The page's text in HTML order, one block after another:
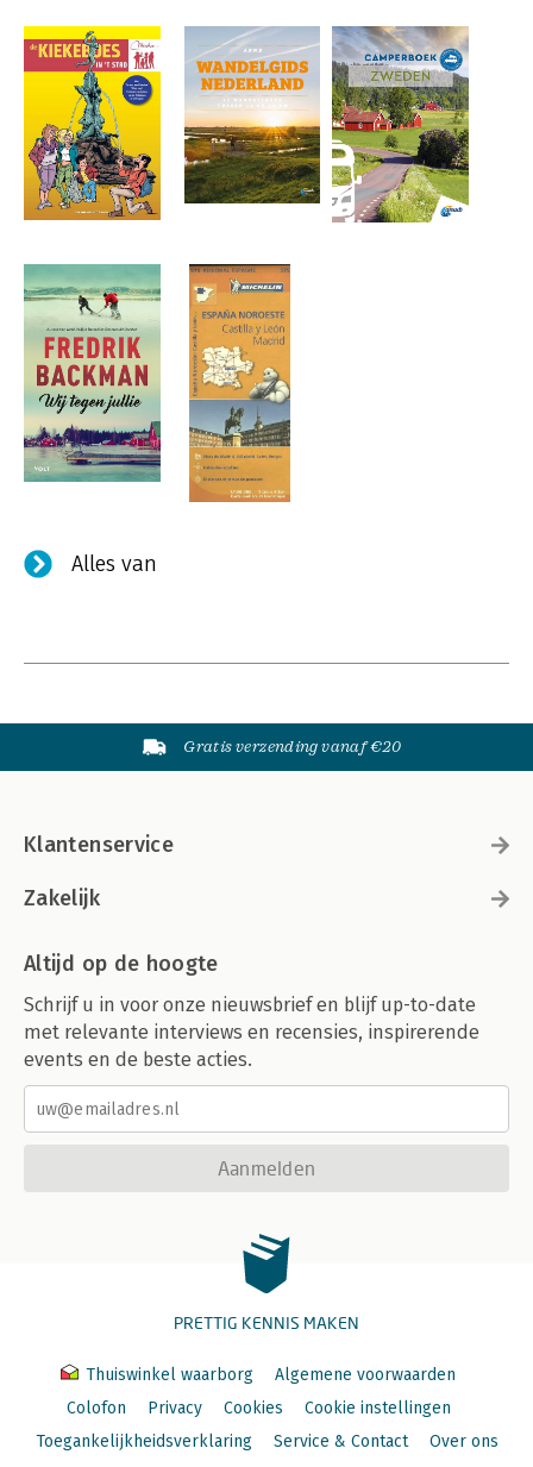
Alles van
Gratis verzending vanaf €20
Klantenservice
Zakelijk
Altijd op de hoogte
Schrijf u in voor onze nieuwsbrief en blijf up-to-date
met relevante interviews en recensies, inspirerende
events en de beste acties.
Aanmelden
PRETTIG KENNIS MAKEN
Thuiswinkel waarborg
Algemene voorwaarden
Colofon
Privacy Cookies
Cookie instellingen
Toegankelijkheidsverklaring
Service & Contact Over ons